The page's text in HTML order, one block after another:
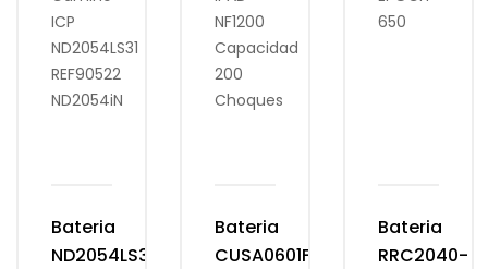
Bateria
ND2054LS31
Bateria
CUSA0601F
Bateria
RRC2040-